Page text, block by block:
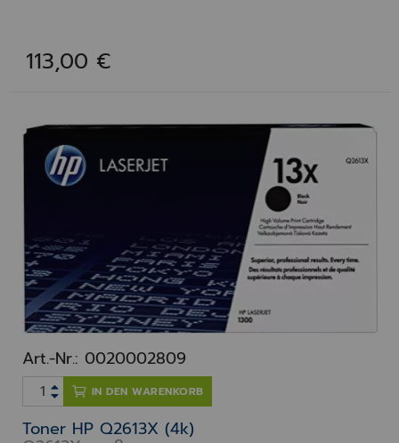
113,00 €
Art.-Nr.: 0020002809
IN DEN WARENKORB
Toner HP Q2613X (4k)